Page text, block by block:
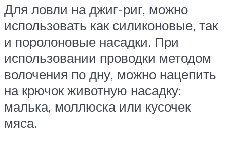
Для ловли на джиг-риг, можно
использовать как силиконовые, так
и поролоновые насадки. При
использовании проводки методом
волочения по дну, можно нацепить
на крючок животную насадку:
малька, моллюска или кусочек
мяса.